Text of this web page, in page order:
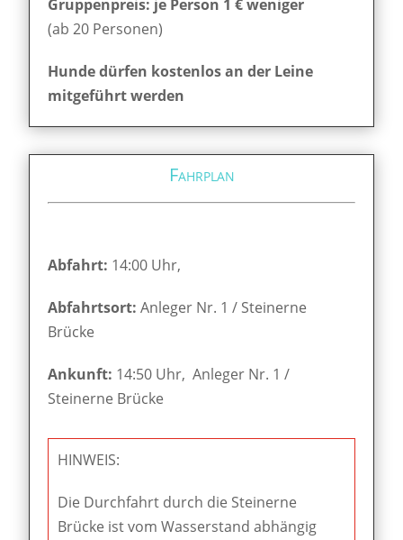
Gruppenpreis: je Person 1 € weniger
(ab 20 Personen)
Hunde dürfen kostenlos an der Leine
mitgeführt werden
Fahrplan
Abfahrt: 14:00 Uhr,
Abfahrtsort:Anleger Nr. 1 / Steinerne
Brücke
Ankunft: 14:50 Uhr, Anleger Nr. 1 /
Steinerne Brücke
HINWEIS:
Die Durchfahrt durch die Steinerne
Brücke ist vom Wasserstand abhängig